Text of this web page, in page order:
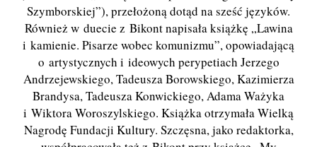
Szymborskiej”), przełożoną dotąd na sześć języków.
Również w duecie z Bikont napisała książkę „Lawina
i kamienie. Pisarze wobec komunizmu”, opowiadającą
o artystycznych i ideowych perypetiach Jerzego
Andrzejewskiego, Tadeusza Borowskiego, Kazimierza
Brandysa, Tadeusza Konwickiego, Adama Ważyka
i Wiktora Woroszylskiego. Książka otrzymała Wielką
Nagrodę Fundacji Kultury. Szczęsna, jako redaktorka,